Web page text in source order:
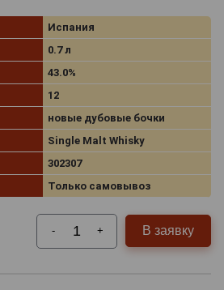
Испания
0.7 л
43.0%
12
новые дубовые бочки
Single Malt Whisky
302307
Только самовывоз
- + В заявку